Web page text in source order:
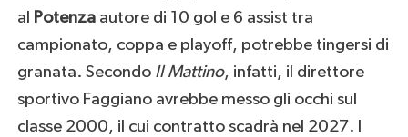
al
Potenza autore di 10 gol e 6 assist tra
campionato, coppa e playoff, potrebbe tingersi di
granata. Secondo Il Mattino, infatti, il direttore
sportivo Faggiano avrebbe messo gli occhi sul
classe 2000, il cui contratto scadrà nel 2027. I